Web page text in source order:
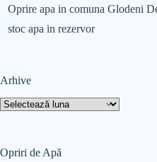
Oprire apa in comuna Glodeni
stoc apa in rezervor
Arhive
Opriri de Apă